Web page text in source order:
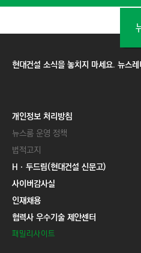
현대건설 소식을 놓치지 마세요. 뉴스
개인정보 처리방침
뉴스룸 운영 정책
법적고지
Hㆍ두드림(현대건설 신문고)
사이버감사실
인재채용
협력사 우수기술 제안센터
패밀리사이트